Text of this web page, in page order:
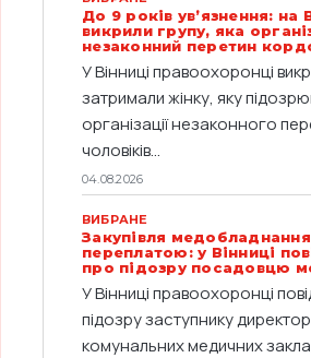
До 9 років ув’язнення: на
викрили групу, яка
незаконний перетин
У Вінниці правоохоронці
затримали жінку, яку
організації незаконного
чоловіків...
04.08.2026
ВИБРАНЕ
Закупівля медобладнання
переплатою: у Вінниці
про підозру посадовцю
У Вінниці правоохоронці
підозру заступнику
комунальних медичних